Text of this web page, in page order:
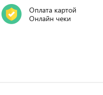
Оплата картой
Онлайн чеки